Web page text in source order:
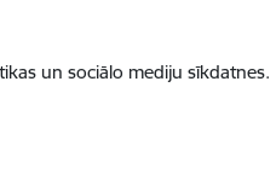
un sociālo mediju sīkdatnes.